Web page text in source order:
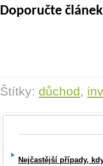
Doporučte článek
Štítky: důchod,
Nejčastější případy,